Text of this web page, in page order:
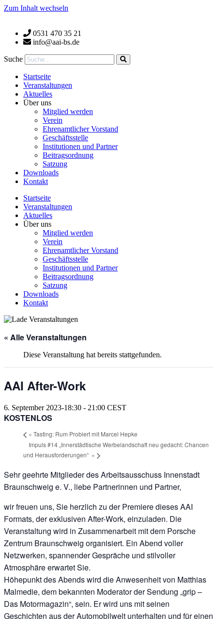
Zum Inhalt wechseln
0531 470 35 21
info@aai-bs.de
Suche
Startseite
Veranstaltungen
Aktuelles
Über uns
Mitglied werden
Verein
Ehrenamtlicher Vorstand
Geschäftsstelle
Institutionen und Partner
Beitragsordnung
Satzung
Downloads
Kontakt
Startseite
Veranstaltungen
Aktuelles
Über uns
Mitglied werden
Verein
Ehrenamtlicher Vorstand
Geschäftsstelle
Institutionen und Partner
Beitragsordnung
Satzung
Downloads
Kontakt
« Alle Veranstaltungen
Diese Veranstaltung hat bereits stattgefunden.
AAI After-Work
6. September 2023-18:30 - 21:00 CEST
KOSTENLOS
« Tasting: Rum Probiert mit Marcel Hepke
Impuls #14 „Innerstädtische Werbelandschaft neu gedacht: Chancen
und Herausforderungen“ »
Sehr geehrte Mitglieder des Arbeitsausschuss Innenstadt
Braunschweig e. V., liebe Partnerinnen und Partner,
wir freuen uns, Sie herzlich zu der Premiere dieses AAI
Formats, der exklusiven After-Work, einzuladen. Die
Veranstaltung wird in Zusammenarbeit mit dem Porsche
Zentrum Braunschweig organisiert. Ein Abend voller
Netzwerken, spannender Gespräche und stilvoller
Atmosphäre erwartet Sie.
Höhepunkt des Abends wird die Anwesenheit von Matthias
Malmedie, dem bekannten Moderator der Sendung „grip –
Das Motormagazin“, sein. Er wird uns mit seinen
Geschichten aus der Automobilwelt unterhalten und für einen